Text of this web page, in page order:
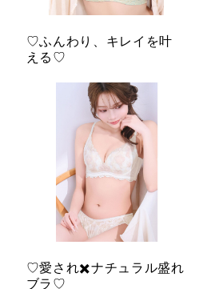
♡ふんわり、キレイを叶
える♡
♡愛され✖️ナチュラル盛れ
ブラ♡